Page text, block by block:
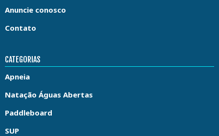
Anuncie conosco
Contato
CATEGORIAS
Apneia
Natação Águas Abertas
Paddleboard
SUP